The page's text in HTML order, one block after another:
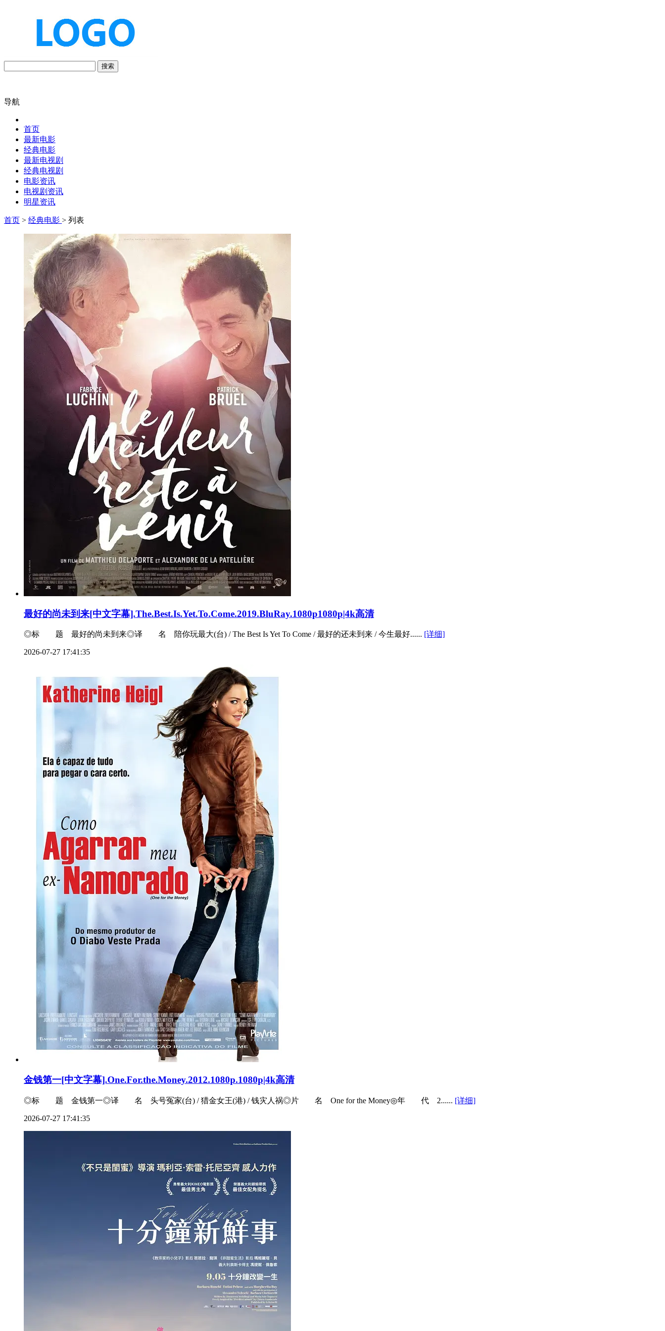
搜索
导航
首页
最新电影
经典电影
最新电视剧
经典电视剧
电影资讯
电视剧资讯
明星资讯
首页 > 经典电影 > 列表
最好的尚未到来[中文字幕].The.Best.Is.Yet.To.Come.2019.BluRay.1080p1080p|4k高清
◎标 题 最好的尚未到来◎译 名 陪你玩最大(台) / The Best Is Yet To Come / 最好的还未到来 / 今生最好...... [详细]
2026-07-27 17:41:35
金钱第一[中文字幕].One.For.the.Money.2012.1080p.1080p|4k高清
◎标 题 金钱第一◎译 名 头号冤家(台) / 猎金女王(港) / 钱灾人祸◎片 名 One for the Money◎年 代 2...... [详细]
2026-07-27 17:41:35